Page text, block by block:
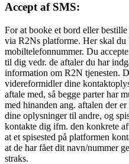
Accept af SMS:
For at booke et bord eller
via R2Ns platforme. Her skal du
mobiltelefonnummer. Du
til dig vedr. de aftaler du har
information om R2N tjenesten.
videreformidler dine
aftale med, så begge parter har
med hinanden ang. aftalen der
dine oplysninger til andre, og
kontakte dig ifm. den konkrete
at et spisested på platformen
at de har fået dit navn/nummer
straks.